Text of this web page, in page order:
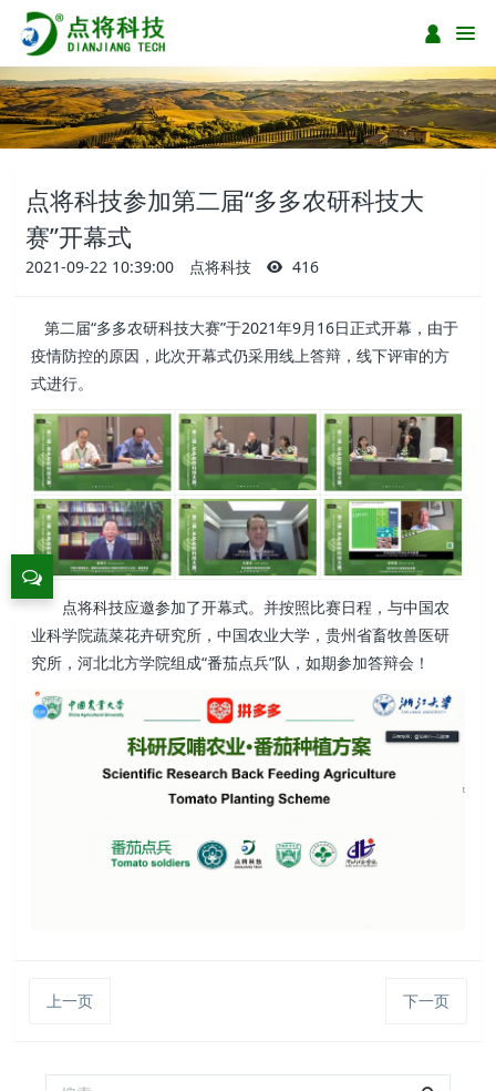
点将科技参加第二届“多多农研科技大
赛”开幕式
2021-09-22 10:39:00 点将科技 416
第二届“多多农研科技大赛”于2021年9月16日正式开幕，由于
疫情防控的原因，此次开幕式仍采用线上答辩，线下评审的方
式进行。
点将科技应邀参加了开幕式。并按照比赛日程，与中国农
业科学院蔬菜花卉研究所，中国农业大学，贵州省畜牧兽医研
究所，河北北方学院组成“番茄点兵”队，如期参加答辩会！
上一页 下一页